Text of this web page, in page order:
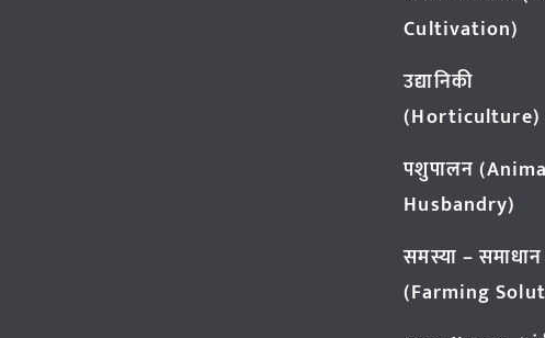
Cultivation)
उद्यानिकी
(Horticulture)
पशुपालन
Husbandry)
समस्या – समाधान
(Farming